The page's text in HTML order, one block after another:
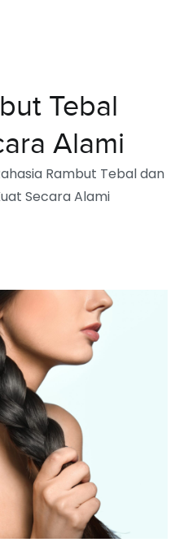
Tebal
Alami
Rambut Tebal dan
Secara Alami